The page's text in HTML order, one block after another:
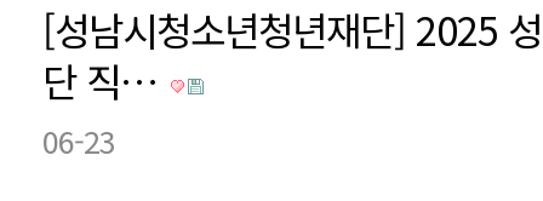
[성남시청소년청년재단] 2025
단 직…
06-23